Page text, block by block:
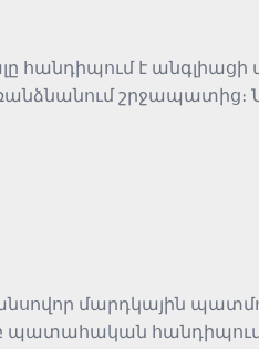
հանդիպում է
շրջապատից։
անսովոր մարդկային
պատահական